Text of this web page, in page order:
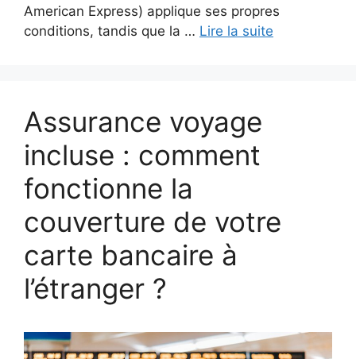
American Express) applique ses propres
conditions, tandis que la … Lire la suite
Assurance voyage
incluse : comment
fonctionne la
couverture de votre
carte bancaire à
l’étranger ?